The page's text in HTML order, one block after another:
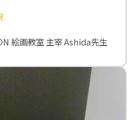
絵画教室 主宰 Ashida先生